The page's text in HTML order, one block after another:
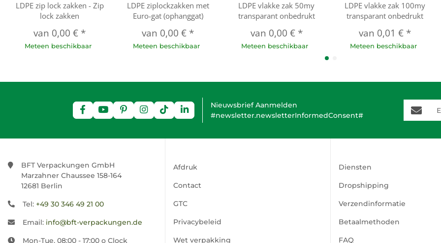
LDPE zip lock zakken - Zip
lock zakken
van 0,00 € *
Meteen beschikbaar
LDPE ziplockzakken met
Euro-gat (ophanggat)
van 0,00 € *
Meteen beschikbaar
LDPE vlakke zak 50my
transparant onbedrukt
van 0,00 € *
Meteen beschikbaar
LDPE vlakke zak 100my
transparant onbedrukt
van 0,01 € *
Meteen beschikbaar
Nieuwsbrief Aanmelden
#newsletter.newsletterInformedConsent#
E-Mail-
BFT Verpackungen GmbH
Marzahner Chaussee 158-164
12681 Berlin
Tel: +49 30 346 49 21 00
Email: info@bft-verpackungen.de
Mon-Tue. 08:00 - 17:00 o Clock
Afdruk
Contact
GTC
Privacybeleid
Wet verpakking
Diensten
Dropshipping
Verzendinformatie
Betaalmethoden
FAQ